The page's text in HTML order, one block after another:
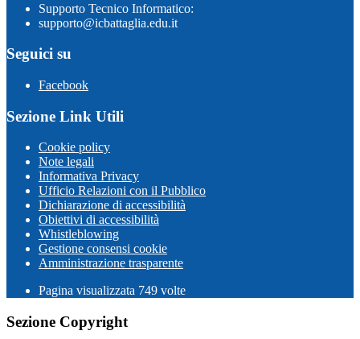
Supporto Tecnico Informatico:
supporto@icbattaglia.edu.it
Seguici su
Facebook
Sezione Link Utili
Cookie policy
Note legali
Informativa Privacy
Ufficio Relazioni con il Pubblico
Dichiarazione di accessibilità
Obiettivi di accessibilità
Whistleblowing
Gestione consensi cookie
Amministrazione trasparente
Pagina visualizzata 749 volte
Sezione Copyright